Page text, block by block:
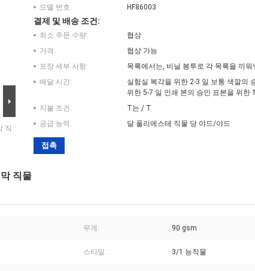
직
모델 번호:
HF86003
결제 및 배송 조건:
최소 주문 수량:
협상
가격:
협상 가능
포장 세부 사항:
목록에서는, 비닐 봉투로 각 목록을 끼워
배달 시간:
실험실 복각을 위한 2-3 일 보통 색깔의
위한 5-7 일 인쇄 본의 승인 표본을 위한
지불 조건:
T는 / T
공급 능력:
달 폴리에스테 직물 당 야드/야드
접촉
직물
무게: 90 gsm
스타일: 3/1 능직물